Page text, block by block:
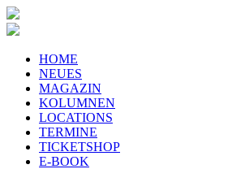
HOME
NEUES
MAGAZIN
KOLUMNEN
LOCATIONS
TERMINE
TICKETSHOP
E-BOOK